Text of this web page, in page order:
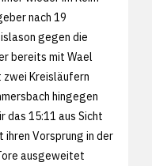
nach 19
gegen die
bereits mit Wael
zwei Kreisläufern
hingegen
15:11 aus Sicht
ihren Vorsprung in der
ausgeweitet